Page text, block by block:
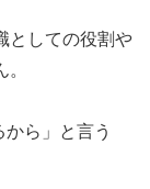
としての役割や
ら」と言う